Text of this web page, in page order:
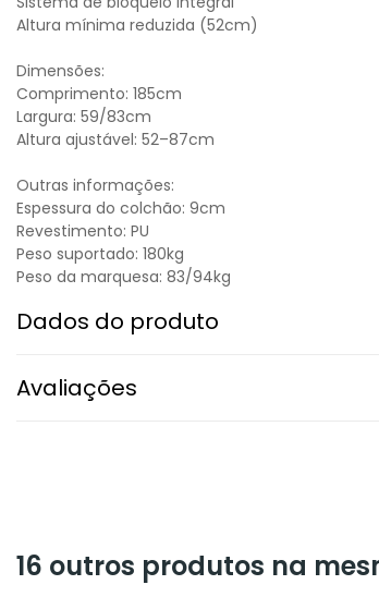
Altura mínima reduzida (52cm)
Dimensões:
Comprimento: 185cm
Largura: 59/83cm
Altura ajustável: 52–87cm
Outras informações:
Espessura do colchão: 9cm
Revestimento: PU
Peso suportado: 180kg
Peso da marquesa: 83/94kg
Dados do produto
Avaliações
16 outros produtos na